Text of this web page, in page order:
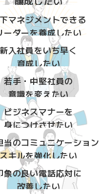
マネジメントできる
ーダーを養成したい
新入社員をいち早く
育成したい
若手・中堅社員の
意識を変えたい
ビジネスマナーを
身につけさせたい
当のコミュニケーション
キルを強化したい
象の良い電話応対に
改善したい